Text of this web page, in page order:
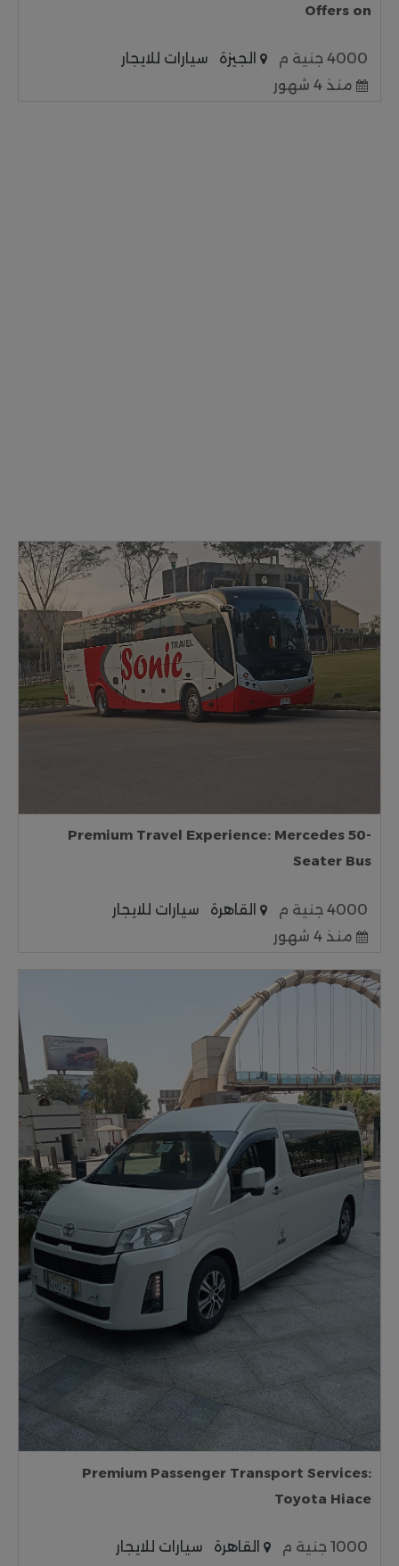
Offers on
4000 جنية م الجيزة
سيارات للايجار
منذ 4 شهور
Premium Travel Experience: Mercedes 50-
Seater Bus
4000 جنية م القاهرة
سيارات للايجار
منذ 4 شهور
Premium Passenger Transport Services:
Toyota Hiace
1000 جنية م القاهرة
سيارات للايجار